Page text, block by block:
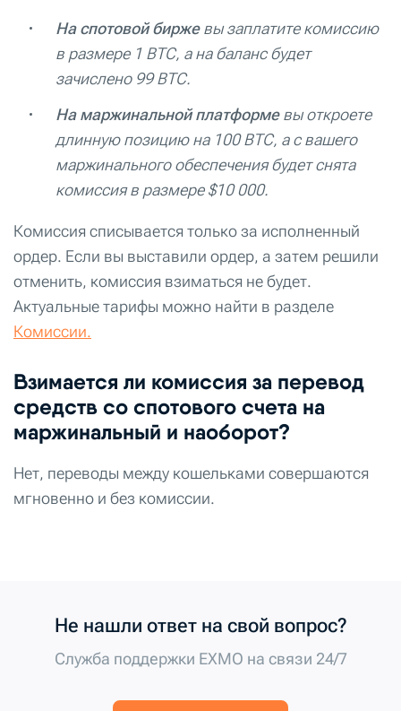
На спотовой биржевы заплатите комиссию
в размере 1 BTC, а на баланс будет
зачислено 99 BTC.
На маржинальной платформевы откроете
длинную позицию на 100 BTC, а с вашего
маржинального обеспечения будет снята
комиссия в размере $10 000.
Комиссия списывается только за исполненный
ордер. Если вы выставили ордер, а затем решили
отменить, комиссия взиматься не будет.
Актуальные тарифы можно найти в разделе
Комиссии.
Взимается ли комиссия за перевод
средств со спотового счета на
маржинальный и наоборот?
Нет, переводы между кошельками совершаются
мгновенно и без комиссии.
Не нашли ответ на свой вопрос?
Служба поддержки EXMO на связи 24/7